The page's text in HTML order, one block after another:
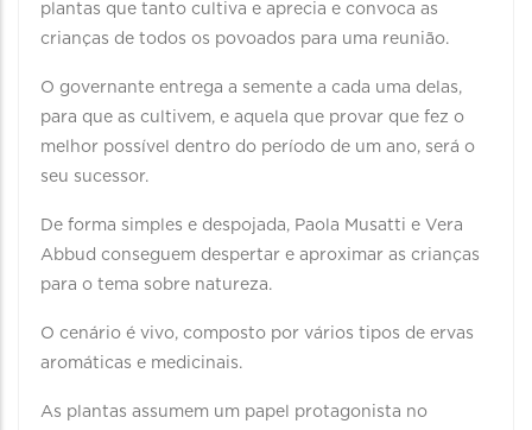
plantas que tanto cultiva e aprecia e convoca as
crianças de todos os povoados para uma reunião.
O governante entrega a semente a cada uma delas,
para que as cultivem, e aquela que provar que fez o
melhor possível dentro do período de um ano, será o
seu sucessor.
De forma simples e despojada, Paola Musatti e Vera
Abbud conseguem despertar e aproximar as crianças
para o tema sobre natureza.
O cenário é vivo, composto por vários tipos de ervas
aromáticas e medicinais.
As plantas assumem um papel protagonista no